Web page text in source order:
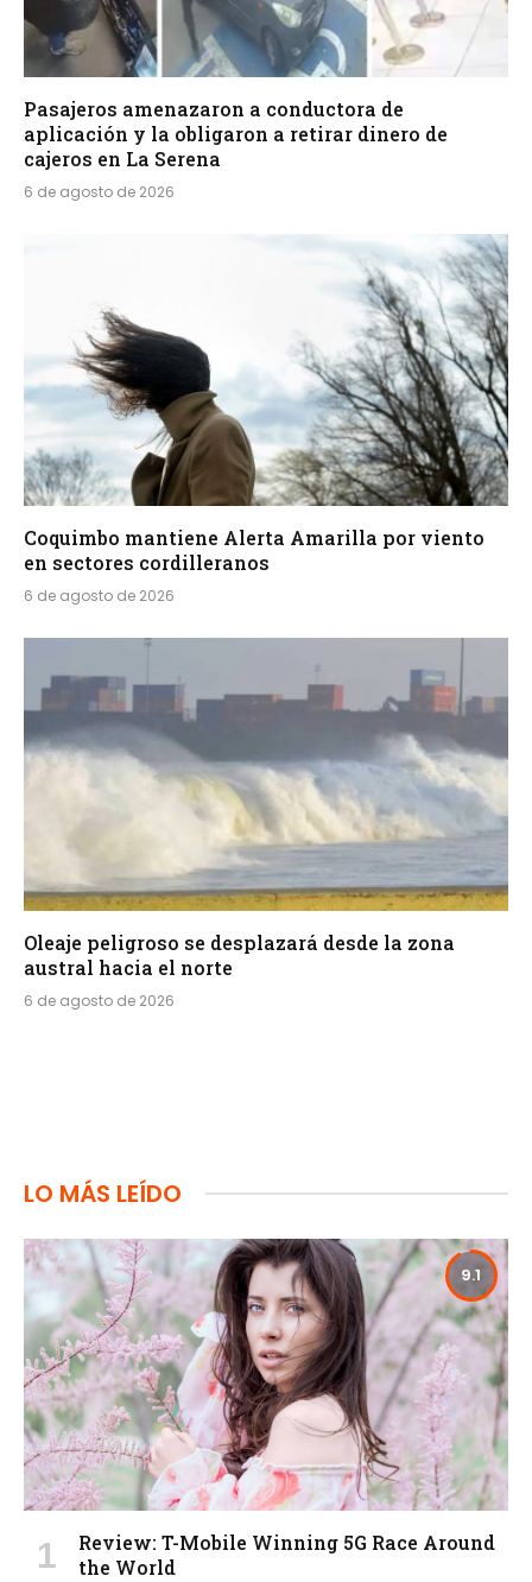
Pasajeros amenazaron a conductora de
aplicación y la obligaron a retirar dinero de
cajeros en La Serena
6 de agosto de 2026
Coquimbo mantiene Alerta Amarilla por viento
en sectores cordilleranos
6 de agosto de 2026
Oleaje peligroso se desplazará desde la zona
austral hacia el norte
6 de agosto de 2026
LO MÁS LEÍDO
9.1
Review: T-Mobile Winning 5G Race Around
the World